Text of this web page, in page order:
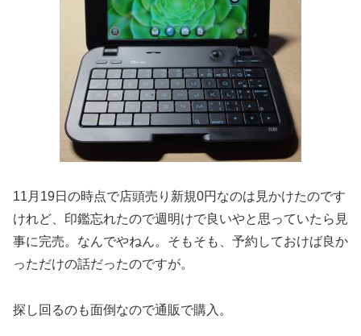
11月19日の時点で店頭売り新規0円なのは見かけたのです
けれど、印鑑忘れたので週明けで良いやと思っていたら見
事に完売。なんでやねん。そもそも、予約しておけば良か
っただけの話だったのですが。
探し回るのも面倒なので通販で購入。